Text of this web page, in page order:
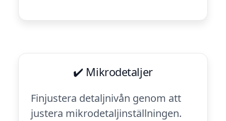
✔️ Mikrodetaljer
Finjustera detaljnivån genom att
justera mikrodetaljinställningen.